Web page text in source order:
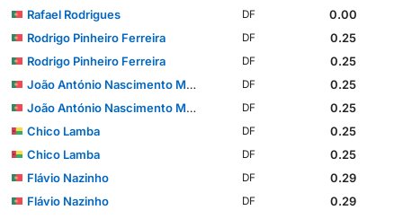
Rafael Rodrigues
DF
0.00
Rodrigo Pinheiro Ferreira
DF
0.25
Rodrigo Pinheiro Ferreira
DF
0.25
João António Nascimento Muniz
DF
0.25
João António Nascimento Muniz
DF
0.25
Chico Lamba
DF
0.25
Chico Lamba
DF
0.25
Flávio Nazinho
DF
0.29
Flávio Nazinho
DF 0.29